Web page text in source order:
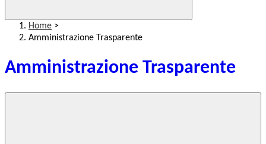
Home >
Amministrazione Trasparente
Amministrazione Trasparente